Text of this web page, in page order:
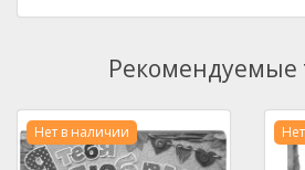
Рекомендуемые
Нет в наличии